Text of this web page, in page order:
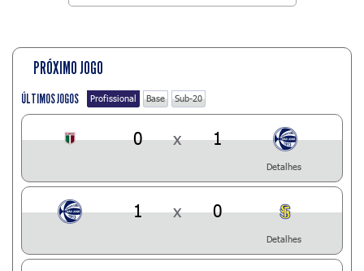
PRÓXIMO JOGO
ÚLTIMOS JOGOS Profissional Base Sub-20
0 x 1
Detalhes
1 x 0
Detalhes